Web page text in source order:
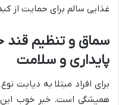
غذایی سالم برای حمایت از
پایداری و سلامت
برای افراد مبتلا به دیابت نوع 2،
همیشگی است. خبر خوب این